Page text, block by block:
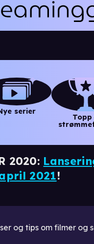
serier
2020:
2021!
og tips om filmer og